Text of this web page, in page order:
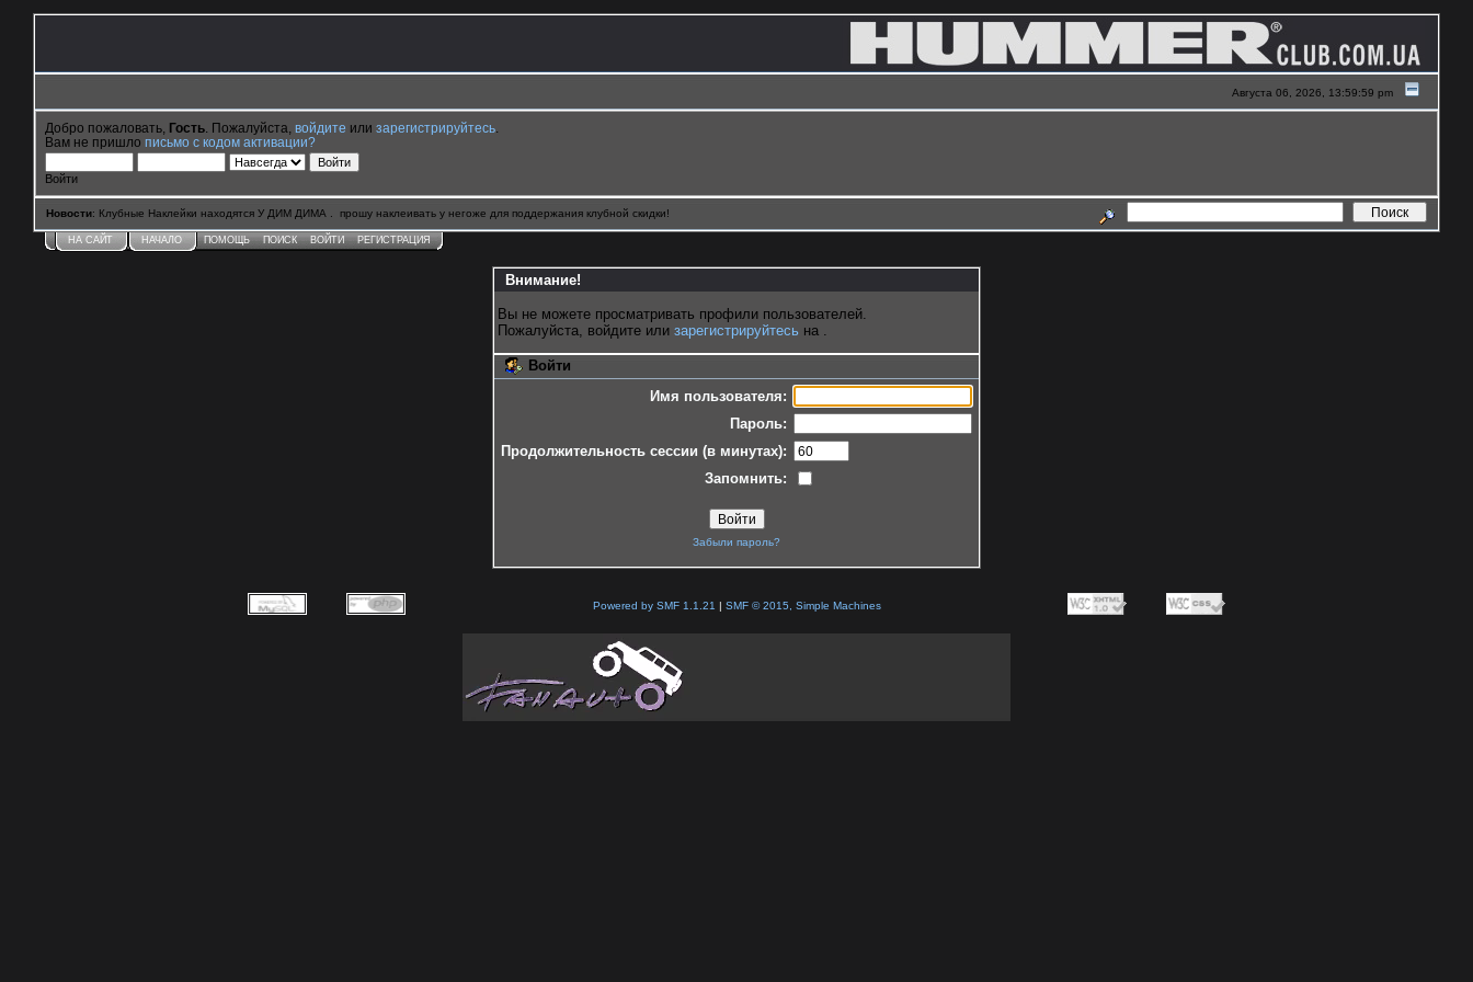
Августа 06, 2026, 13:59:59 pm
Добро пожаловать, Гость . Пожалуйста, войдите или зарегистрируйтесь
Вам не пришло письмо с кодом активации?
Войти
Новости: Клубные Наклейки находятся У ДИМ ДИМА . прошу наклеивать у негоже для поддержания клубной скидки!
НА САЙТ НАЧАЛО ПОМОЩЬ ПОИСК ВОЙТИ РЕГИСТРАЦИЯ
Внимание!
Вы не можете просматривать профили пользователей.
Пожалуйста, войдите или зарегистрируйтесь на .
Войти
Имя пользователя:
Пароль:
Продолжительность сессии (в минутах):
Запомнить:
Забыли пароль?
Powered by SMF 1.1.21 | SMF © 2015, Simple Machines